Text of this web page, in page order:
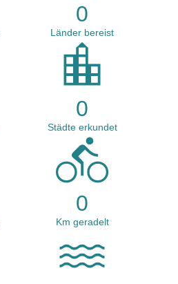
0
Länder bereist
0
Städte erkundet
0
Km geradelt